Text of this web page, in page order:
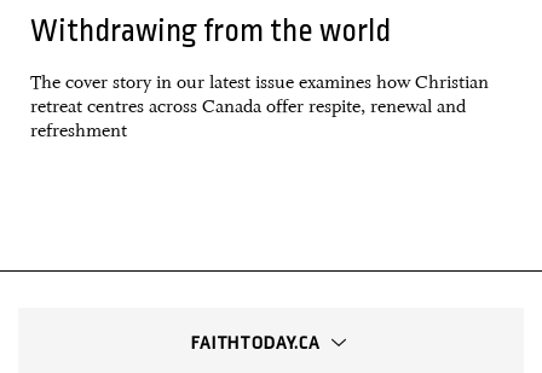
Withdrawing from the world
The cover story in our latest issue examines how Christian
retreat centres across Canada offer respite, renewal and
refreshment
FAITHTODAY.CA